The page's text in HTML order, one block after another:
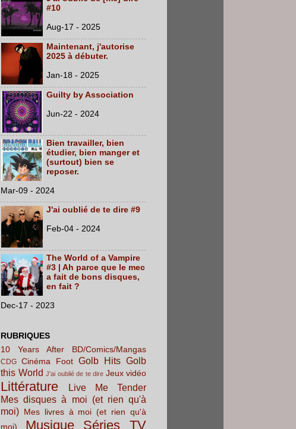
#10
Aug-17 - 2025
Maintenant, j'autorise
2025 à débuter.
Jan-18 - 2025
Guilty by Association
Jun-22 - 2024
Bien travailler, bien
étudier, bien manger et
(surtout) bien se
reposer.
Mar-09 - 2024
J'ai oublié de te dire #9
Feb-04 - 2024
The World of a Vampire
#3 | Ah parce que le mec
a fait de bons disques,
en fait ?
Dec-17 - 2023
RUBRIQUES
10 Years After
BD/Comics/Mangas
CDG Cinéma Foot Golb Hits Golb
this World J'ai oublié de te dire Jeux vidéo
Littérature
Live Me Tender
Mes disques à moi (et rien qu'à
moi) Mes livres à moi (et rien qu'à
moi)
Musique Séries TV